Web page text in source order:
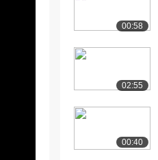
00:58
02:55
00:40